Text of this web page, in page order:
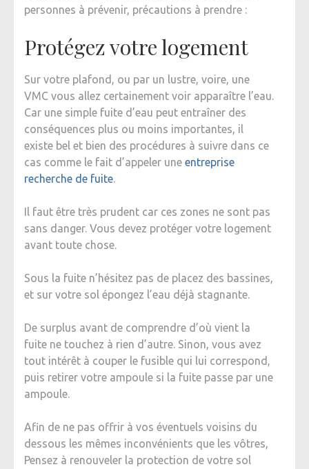
personnes à prévenir, précautions à prendre :
Protégez votre logement
Sur votre plafond, ou par un lustre, voire, une
VMC vous allez certainement voir apparaître l’eau.
Car une simple fuite d’eau peut entraîner des
conséquences plus ou moins importantes, il
existe bel et bien des procédures à suivre dans ce
cas comme le fait d’appeler une entreprise
recherche de fuite
Il faut être très prudent car ces zones ne sont pas
sans danger. Vous devez protéger votre logement
avant toute chose.
Sous la fuite n’hésitez pas de placez des bassines,
et sur votre sol épongez l’eau déjà stagnante.
De surplus avant de comprendre d’où vient la
fuite ne touchez à rien d’autre. Sinon, vous avez
tout intérêt à couper le fusible qui lui correspond,
puis retirer votre ampoule si la fuite passe par une
ampoule.
Afin de ne pas offrir à vos éventuels voisins du
dessous les mêmes inconvénients que les vôtres,
Pensez à renouveler la protection de votre sol